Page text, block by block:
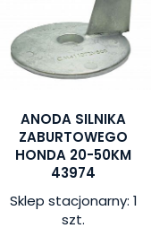
ANODA SILNIKA
ZABURTOWEGO
HONDA 20-50KM
43974
Sklep stacjonarny: 1
szt.